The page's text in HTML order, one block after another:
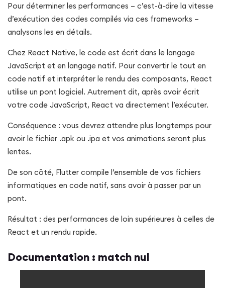
Pour déterminer les performances – c’est-à-dire la vitesse
d’exécution des codes compilés via ces frameworks –
analysons les en détails.
Chez React Native, le code est écrit dans le langage
JavaScript et en langage natif. Pour convertir le tout en
code natif et interpréter le rendu des composants, React
utilise un pont logiciel. Autrement dit, après avoir écrit
votre code JavaScript, React va directement l’exécuter.
Conséquence : vous devrez attendre plus longtemps pour
avoir le fichier .apk ou .ipa et vos animations seront plus
lentes.
De son côté, Flutter compile l’ensemble de vos fichiers
informatiques en code natif, sans avoir à passer par un
pont.
Résultat : des performances de loin supérieures à celles de
React et un rendu rapide.
Documentation : match nul